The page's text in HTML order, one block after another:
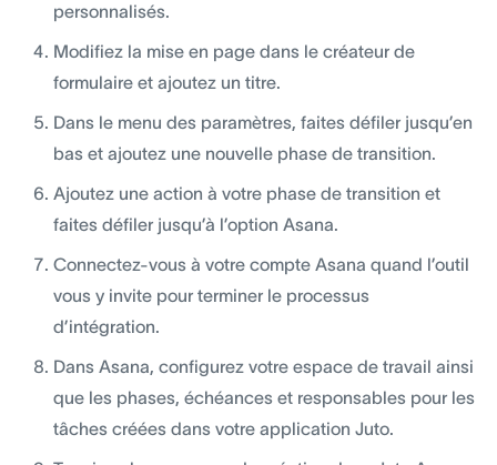
personnalisés.
Modifiez la mise en page dans le créateur de
formulaire et ajoutez un titre.
Dans le menu des paramètres, faites défiler jusqu’en
bas et ajoutez une nouvelle phase de transition.
Ajoutez une action à votre phase de transition et
faites défiler jusqu’à l’option Asana.
Connectez-vous à votre compte Asana quand l’outil
vous y invite pour terminer le processus
d’intégration.
Dans Asana, configurez votre espace de travail ainsi
que les phases, échéances et responsables pour les
tâches créées dans votre application Juto.